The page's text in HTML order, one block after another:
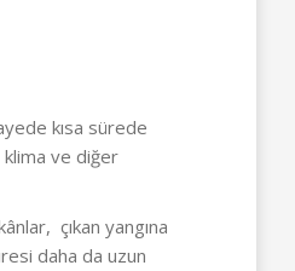
kısa sürede
klima ve diğer
çıkan yangına
daha da uzun